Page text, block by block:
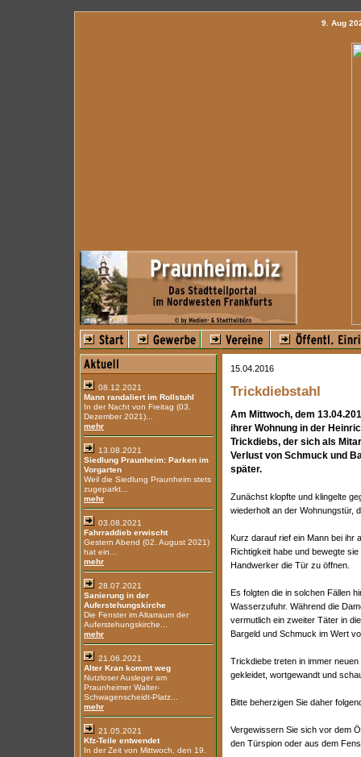
9. Aug
08.12.2021
Mann randaliert im Rollstuhl
In der Nacht von Freitag (03.
Dezember 2021)...
mehr
13.08.2021
Siedlung Praunheim: Parken im
Vorgarten
Weil die Siedlung Praunheim stets
zugeparkt...
mehr
03.08.2021
Fahrraddieb erwischt
Gestern Abend (02. August 2021)
hat ein...
mehr
28.07.2021
Sanierung in der
Auferstehungskirche
Die Fenster im Altarraum der
Auferstehungskirche...
mehr
21.06.2021
Alter Kran kommt weg
Nutzloser Ausleger am
Praunheimer Walter-
Schwagenscheidt-Platz...
mehr
21.05.2021
Kfz-Teile entwendet
In der Zeit von Mittwoch, den 19.
15.04.2016
Trickdiebstahl
Am Mittwoch, dem
ihrer Wohnung in der
Trickdiebs, der sich als
Verlust von Schmuck und
später.
Zunächst klopfte und klingelte
wiederholt an der Wohnungstür,
Kurz darauf rief ein Mann bei ihr
Richtigkeit habe und bewegte
Handwerker die Tür zu öffnen.
Es folgten die in solchen Fällen
Wasserzufuhr. Während die
vermutlich ein zweiter Täter in
Bargeld und Schmuck im Wert
Trickdiebe treten in immer
gekleidet, wortgewandt und
Bitte beherzigen Sie daher
Vergewissern Sie sich vor dem
den Türspion oder aus dem